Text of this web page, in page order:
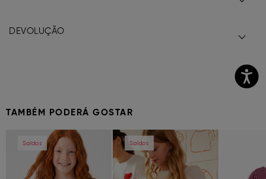
DEVOLUÇÃO
TAMBÉM PODERÁ GOSTAR
Saldos
Next
Saldos
Previous Next